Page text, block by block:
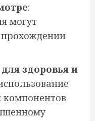
:
могут
прохождении
здоровья и